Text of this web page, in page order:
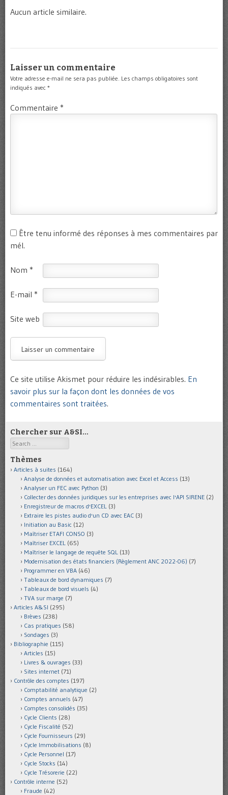
Aucun article similaire.
Laisser un commentaire
Votre adresse e-mail ne sera pas publiée. Les champs obligatoires sont
indiqués avec *
Commentaire *
Être tenu informé des réponses à mes commentaires par
mél.
Nom *
E-mail *
Site web
Ce site utilise Akismet pour réduire les indésirables. En
savoir plus sur la façon dont les données de vos
commentaires sont traitées.
Chercher sur A&SI…
Search
Thèmes
Articles à suites (164)
Analyse de données et automatisation avec Excel et Access (13)
Analyser un FEC avec Python (3)
Collecter des données juridiques sur les entreprises avec l'API SIRENE (2)
Enregistreur de macros d'EXCEL (3)
Extraire les pistes audio d'un CD avec EAC (3)
Initiation au Basic (12)
Maîtriser ETAFI CONSO (3)
Maîtriser EXCEL (65)
Maîtriser le langage de requête SQL (13)
Modernisation des états financiers (Règlement ANC 2022-06) (7)
Programmer en VBA (46)
Tableaux de bord dynamiques (7)
Tableaux de bord visuels (4)
TVA sur marge (7)
Articles A&SI (295)
Brèves (238)
Cas pratiques (58)
Sondages (3)
Bibliographie (115)
Articles (15)
Livres & ouvrages (33)
Sites internet (71)
Contrôle des comptes (197)
Comptabilité analytique (2)
Comptes annuels (47)
Comptes consolidés (35)
Cycle Clients (28)
Cycle Fiscalité (52)
Cycle Fournisseurs (29)
Cycle Immobilisations (8)
Cycle Personnel (17)
Cycle Stocks (14)
Cycle Trésorerie (22)
Contrôle interne (52)
Fraude (42)